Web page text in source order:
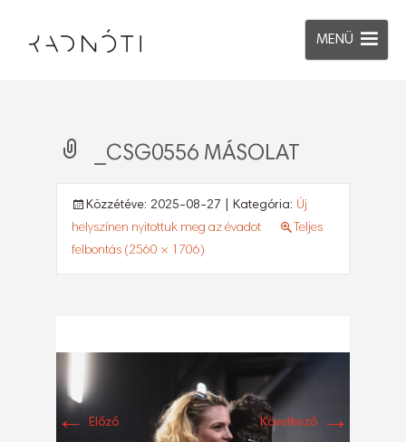
MENÜ
_CSG0556 MÁSOLAT
Közzétéve: 2025-08-27 | Kategória: Új
helyszínen nyitottuk meg az évadot
Teljes
felbontás (2560 × 1706)
← Előző Következő →